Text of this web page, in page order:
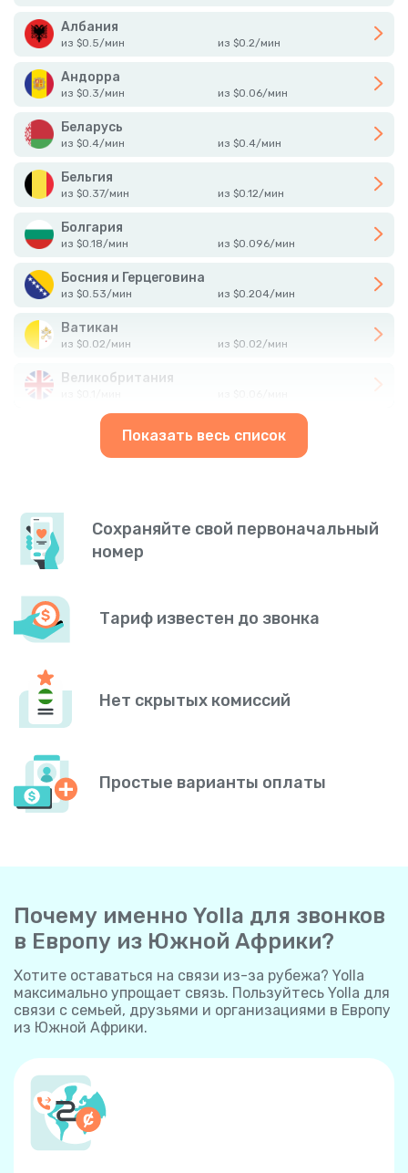
Албания
из $0.5/мин из $0.2/мин
Андорра
из $0.3/мин из $0.06/мин
Беларусь
из $0.4/мин из $0.4/мин
Бельгия
из $0.37/мин из $0.12/мин
Болгария
из $0.18/мин из $0.096/мин
Босния и Герцеговина
из $0.53/мин из $0.204/мин
Ватикан
из $0.02/мин из $0.02/мин
Великобритания
Показать весь список
Сохраняйте свой первоначальный
номер
Тариф известен до звонка
Нет скрытых комиссий
Простые варианты оплаты
Почему именно Yolla для звонков
в Европу из Южной Африки?
Хотите оставаться на связи из-за рубежа? Yolla
максимально упрощает связь. Пользуйтесь Yolla для
связи с семьей, друзьями и организациями в Европу
из Южной Африки.